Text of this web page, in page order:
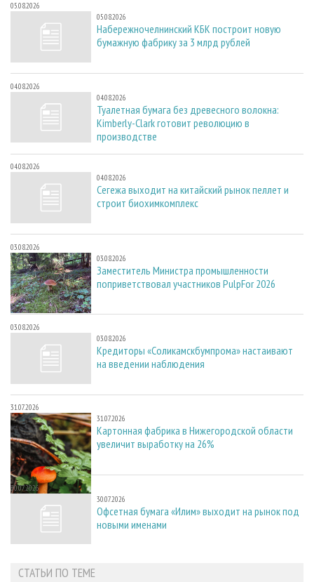
05.08.2026
05.08.2026
Набережночелнинский КБК построит новую
бумажную фабрику за 3 млрд рублей
04.08.2026
04.08.2026
Туалетная бумага без древесного волокна:
Kimberly-Clark готовит революцию в
производстве
04.08.2026
04.08.2026
Сегежа выходит на китайский рынок пеллет и
строит биохимкомплекс
03.08.2026
03.08.2026
Заместитель Министра промышленности
поприветствовал участников PulpFor 2026
03.08.2026
03.08.2026
Кредиторы «Соликамскбумпрома» настаивают
на введении наблюдения
31.07.2026
31.07.2026
Картонная фабрика в Нижегородской области
увеличит выработку на 26%
30.07.2026
30.07.2026
Офсетная бумага «Илим» выходит на рынок под
новыми именами
СТАТЬИ ПО ТЕМЕ